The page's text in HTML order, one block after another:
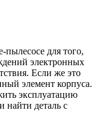
для того,
электронных
Если же это
элемент корпуса.
эксплуатацию
найти деталь с